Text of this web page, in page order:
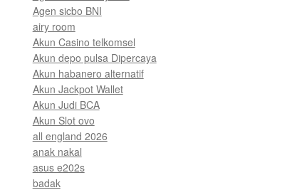
Agen sicbo BNI
airy room
Akun Casino telkomsel
Akun depo pulsa Dipercaya
Akun habanero alternatif
Akun Jackpot Wallet
Akun Judi BCA
Akun Slot ovo
all england 2026
anak nakal
asus e202s
badak